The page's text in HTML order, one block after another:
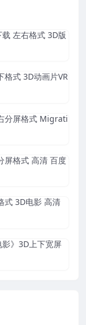
左右格式 3D版
格式 3D动画片VR
分屏格式 Migrati
屏格式 高清 百度
式 3D电影 高清
》3D上下宽屏